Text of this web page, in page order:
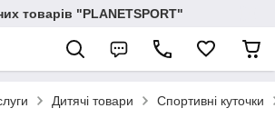
товарів "PLANETSPORT"
Дитячі товари Спортивні куточки